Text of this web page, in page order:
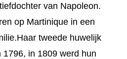
van Napoleon.
op Martinique in een
tweede huwelijk
in 1809 werd hun